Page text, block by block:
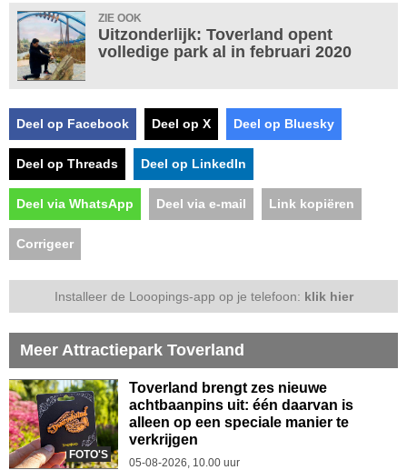
ZIE OOK
Uitzonderlijk: Toverland opent
volledige park al in februari 2020
Deel op Facebook Deel op X Deel op Bluesky
Deel op Threads Deel op LinkedIn
Deel via WhatsApp Deel via e-mail Link kopiëren
Corrigeer
Installeer de Looopings-app op je telefoon: klik hier
Meer Attractiepark Toverland
FOTO'S
Toverland brengt zes nieuwe
achtbaanpins uit: één daarvan is
alleen op een speciale manier te
verkrijgen
05-08-2026, 10.00 uur